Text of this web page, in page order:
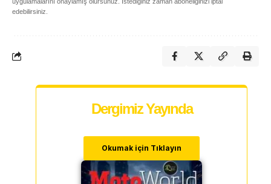
edebilirsiniz.
Dergimiz Yayında
Okumak için Tıklayın